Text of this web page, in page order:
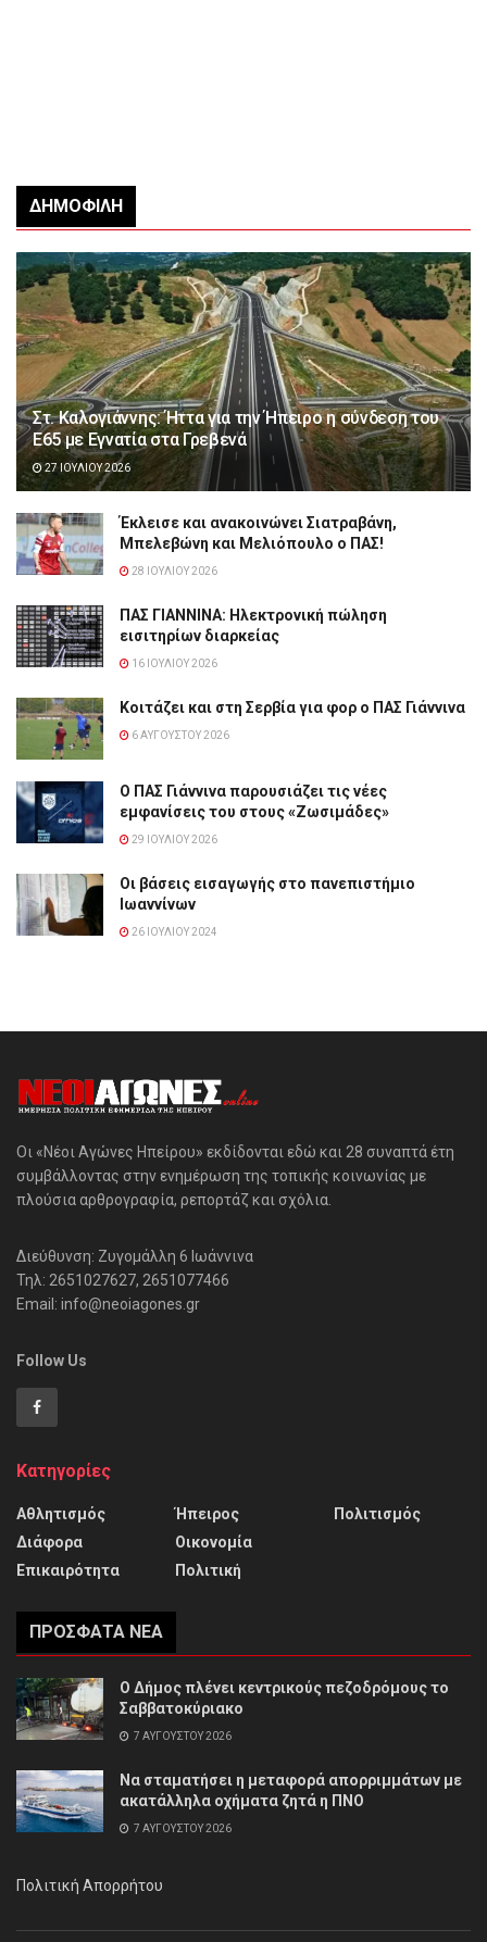
ΔΗΜΟΦΙΛΉ
Στ. Καλογιάννης: Ήττα για την Ήπειρο η σύνδεση του
Ε65 με Εγνατία στα Γρεβενά
27 ΙΟΥΛΊΟΥ 2026
Έκλεισε και ανακοινώνει Σιατραβάνη,
Μπελεβώνη και Μελιόπουλο ο ΠΑΣ!
28 ΙΟΥΛΊΟΥ 2026
ΠΑΣ ΓΙΑΝΝΙΝΑ: Hλεκτρονική πώληση
εισιτηρίων διαρκείας
16 ΙΟΥΛΊΟΥ 2026
Κοιτάζει και στη Σερβία για φορ ο ΠΑΣ Γιάννινα
6 ΑΥΓΟΎΣΤΟΥ 2026
Ο ΠΑΣ Γιάννινα παρουσιάζει τις νέες
εμφανίσεις του στους «Ζωσιμάδες»
29 ΙΟΥΛΊΟΥ 2026
Οι βάσεις εισαγωγής στο πανεπιστήμιο
Ιωαννίνων
26 ΙΟΥΛΊΟΥ 2024
Οι «Νέοι Αγώνες Ηπείρου» εκδίδονται εδώ και 28 συναπτά έτη
συμβάλλοντας στην ενημέρωση της τοπικής κοινωνίας με
πλούσια αρθρογραφία, ρεπορτάζ και σχόλια.
Διεύθυνση: Ζυγομάλλη 6 Ιωάννινα
Τηλ: 2651027627, 2651077466
Email: info@neoiagones.gr
Follow Us
Κατηγορίες
Αθλητισμός
Διάφορα
Επικαιρότητα
Ήπειρος
Οικονομία
Πολιτική
Πολιτισμός
ΠΡΌΣΦΑΤΑ ΝΈΑ
Ο Δήμος πλένει κεντρικούς πεζοδρόμους το
Σαββατοκύριακο
7 ΑΥΓΟΎΣΤΟΥ 2026
Να σταματήσει η μεταφορά απορριμμάτων με
ακατάλληλα οχήματα ζητά η ΠΝΟ
7 ΑΥΓΟΎΣΤΟΥ 2026
Πολιτική Απορρήτου